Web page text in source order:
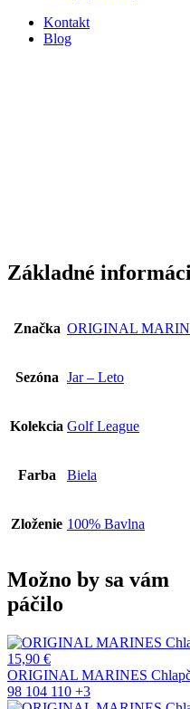
Kontakt
Blog
Základné
Značka ORIGINAL
Sezóna Jar – Leto
Kolekcia Golf League
Farba Biela
Zloženie 100% Bavlna
Možno by sa vám
páčilo
15,90 €
ORIGINAL MARINES
98 104 110 +3